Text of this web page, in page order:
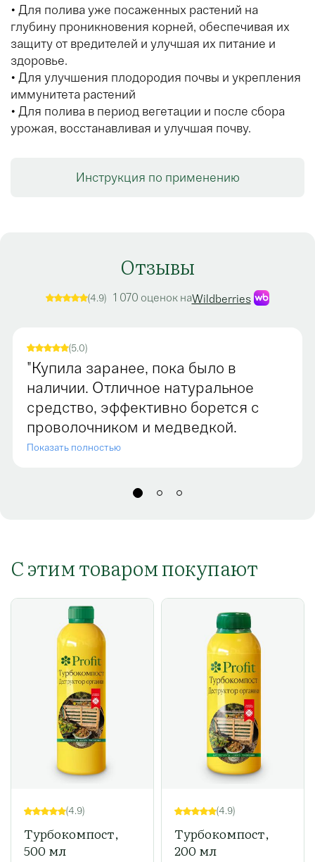
• Для полива уже посаженных растений на
глубину проникновения корней, обеспечивая их
защиту от вредителей и улучшая их питание и
здоровье.
• Для улучшения плодородия почвы и укрепления
иммунитета растений
• Для полива в период вегетации и после сбора
урожая, восстанавливая и улучшая почву.
Инструкция по применению
Отзывы
(4.9) 1 070 оценок наWildberries
(5.0)
"Купила заранее, пока было в
наличии. Отличное натуральное
средство, эффективно борется с
проволочником и медведкой.
Хорошо влияет на сад —
Рекомендую садоводам!"
Показать полностью
С этим товаром покупают
(4.9)
Турбокомпост,
500 мл
(4.9)
Турбокомпост,
200 мл